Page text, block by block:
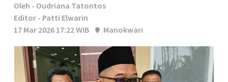
Oleh - Oudriana Tatontos
Editor - Patti Elwarin
17 Mar 2026 17:22 WIB
Manokwari